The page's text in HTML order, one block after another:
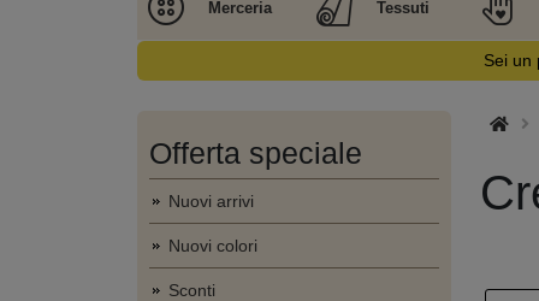
Merceria Tessuti
Sei un
Offerta speciale
Nuovi arrivi
Nuovi colori
Sconti